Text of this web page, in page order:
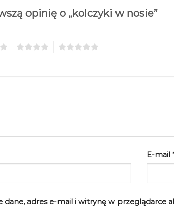
opinię o „kolczyki w nosie”
E-mail
dane, adres e-mail i witrynę w przeglądarce